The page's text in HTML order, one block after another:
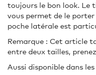
toujours le bon look. Le
vous permet de le
poche latérale est
Remarque : Cet article
entre deux tailles,
Aussi disponible dans